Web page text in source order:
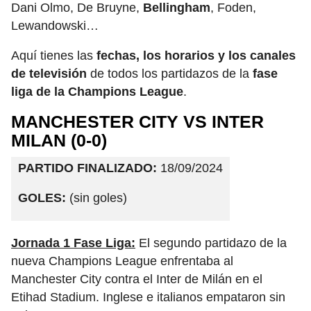
Dani Olmo, De Bruyne, Bellingham, Foden,
Lewandowski…
Aquí tienes las fechas, los horarios y los canales
de televisión de todos los partidazos de la fase
liga de la Champions League.
MANCHESTER CITY VS INTER
MILAN (0-0)
PARTIDO FINALIZADO: 18/09/2024
GOLES: (sin goles)
Jornada 1 Fase Liga: El segundo partidazo de la
nueva Champions League enfrentaba al
Manchester City contra el Inter de Milán en el
Etihad Stadium. Inglese e italianos empataron sin